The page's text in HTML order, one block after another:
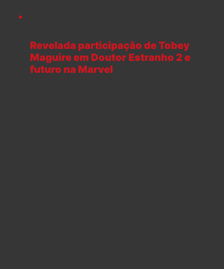
Revelada participação de Tobey
Maguire em Doutor Estranho 2 e
futuro na Marvel